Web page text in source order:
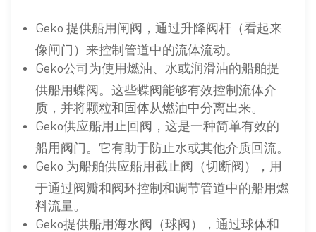
Geko 提供船用闸阀，通过升降阀杆（看起来
像闸门）来控制管道中的流体流动。
Geko公司为使用燃油、水或润滑油的船舶提
供船用蝶阀。这些蝶阀能够有效控制流体介
质，并将颗粒和固体从燃油中分离出来。
Geko供应船用止回阀，这是一种简单有效的
船用阀门。它有助于防止水或其他介质回流。
Geko 为船舶供应船用截止阀（切断阀），用
于通过阀瓣和阀环控制和调节管道中的船用燃
料流量。
Geko提供船用海水阀（球阀），通过球体和